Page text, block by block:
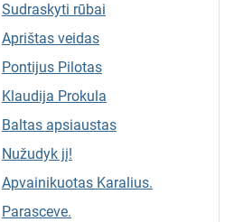
Sudraskyti rūbai
Aprištas veidas
Pontijus Pilotas
Klaudija Prokula
Baltas apsiaustas
Nužudyk jį!
Apvainikuotas Karalius.
Parasceve.